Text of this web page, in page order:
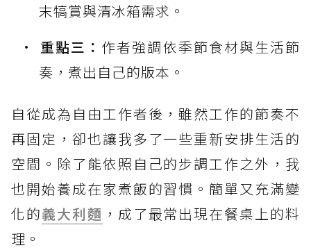
末犒賞與清冰箱需求。
重點三： 作者強調依季節食材與生活節
奏，煮出自己的版本。
自從成為自由工作者後，雖然工作的節奏不
再固定，卻也讓我多了一些重新安排生活的
空間。除了能依照自己的步調工作之外，我
也開始養成在家煮飯的習慣。簡單又充滿變
化的義大利麵 ，成了最常出現在餐桌上的料
理。